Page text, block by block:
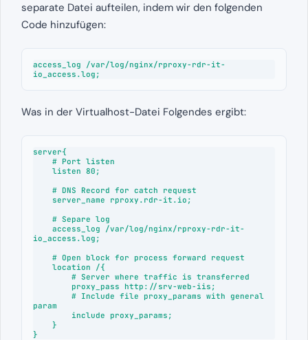
separate Datei aufteilen, indem wir den folgenden
Code hinzufügen:
access_log /var/log/nginx/rproxy-rdr-it-
io_access.log;
Was in der Virtualhost-Datei Folgendes ergibt:
server{
io_access.log;
param
}